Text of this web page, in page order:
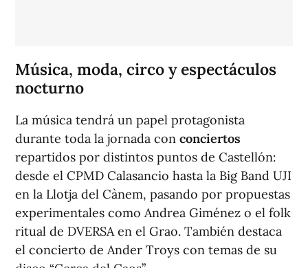
Música, moda, circo y espectáculos
nocturno
La música tendrá un papel protagonista
durante toda la jornada con conciertos
repartidos por distintos puntos de Castellón:
desde el CPMD Calasancio hasta la Big Band UJI
en la Llotja del Cànem, pasando por propuestas
experimentales como Andrea Giménez o el folk
ritual de DVERSA en el Grao. También destaca
el concierto de Ander Troys con temas de su